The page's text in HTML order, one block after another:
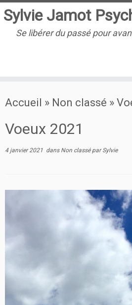
au
contenu
Sylvie Jamot
Se libérer du passé pour
Accueil » Non classé »
Voeux 2021
4 janvier 2021 dans Non classé parSylvie